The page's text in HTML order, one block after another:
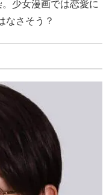
少女漫画では恋愛に
なさそう？